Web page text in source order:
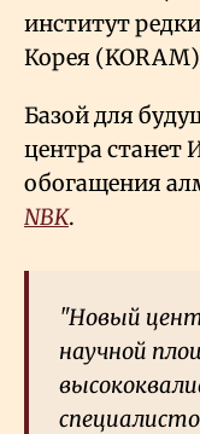
институт
Корея
Базой для
центра станет
обогащения
NBK.
"Новый
научной